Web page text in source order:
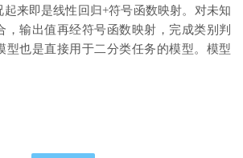
即是线性回归+符号函数映射。对未知
，输出值再经符号函数映射，完成类别判
型也是直接用于二分类任务的模型。模型